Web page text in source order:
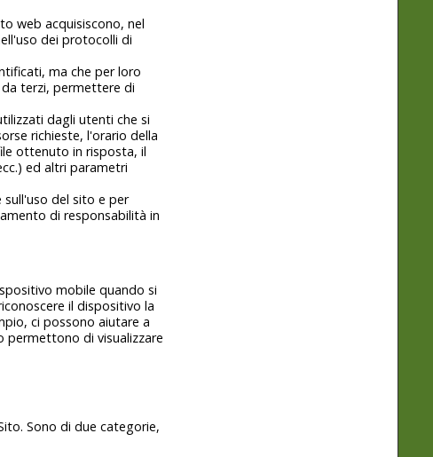
web acquisiscono, nel
dei protocolli di
ma che per loro
terzi, permettere di
dagli utenti che si
richieste, l'orario della
ottenuto in risposta, il
ed altri parametri
del sito e per
di responsabilità in
mobile quando si
il dispositivo la
ci possono aiutare a
permettono di visualizzare
Sono di due categorie,